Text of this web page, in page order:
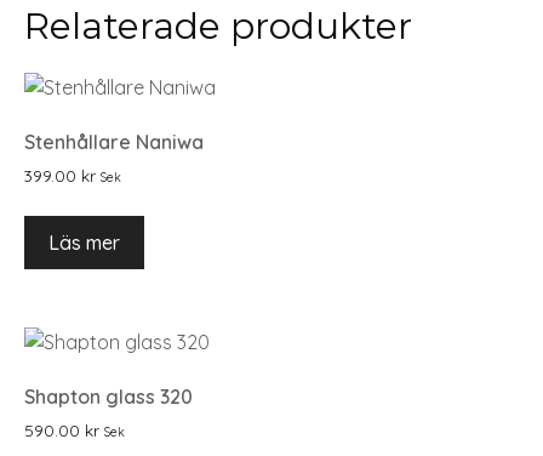
Relaterade produkter
Stenhållare Naniwa
399.00 kr Sek
Läs mer
Shapton glass 320
590.00 kr Sek